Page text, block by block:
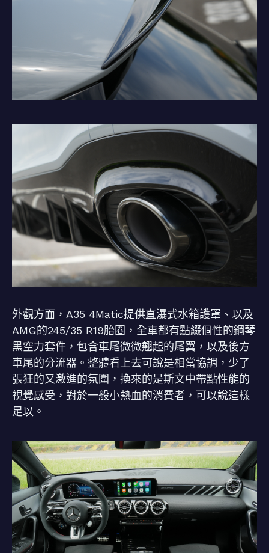
外觀方面，A35 4Matic提供直瀑式水箱護罩、以及
AMG的245/35 R19胎圈，全車都有點綴個性的鋼琴
黑空力套件，包含車尾微微翹起的尾翼，以及後方
車尾的分流器。整體看上去可說是相當協調，少了
張狂的又激進的氛圍，換來的是斯文中帶點性能的
視覺感受，對於一般小熱血的消費者，可以說這樣
足以。